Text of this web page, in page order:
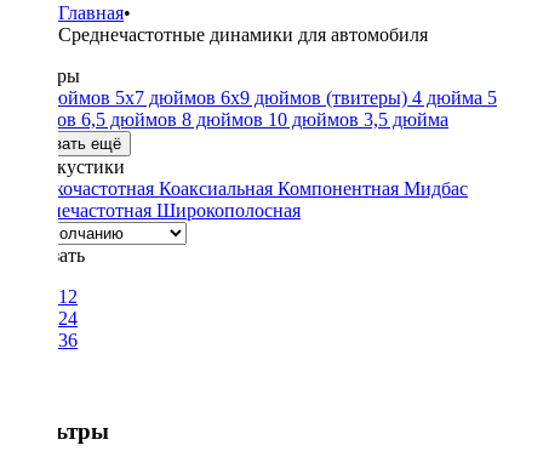
Главная•
Среднечастотные динамики для автомобиля
Размеры
4x6 дюймов 5x7 дюймов 6x9 дюймов (твитеры) 4 дюйма 5
дюймов 6,5 дюймов 8 дюймов 10 дюймов 3,5 дюйма
Показать ещё
Тип акустики
Высокочастотная Коаксиальная Компонентная Мидбас
Среднечастотная Широкополосная
Показать
12
24
36
Фильтры